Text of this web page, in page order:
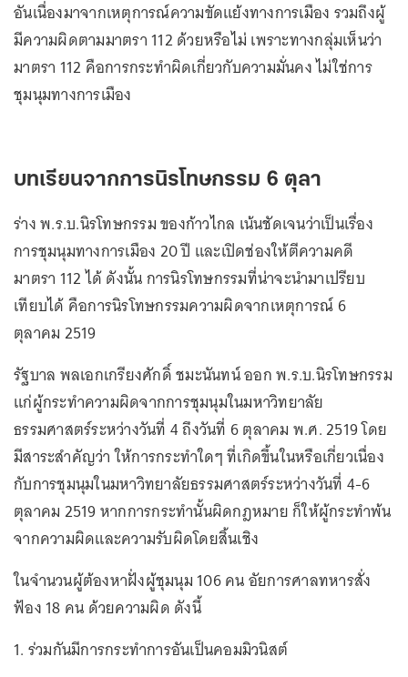
อันเนื่องมาจากเหตุการณ์ความขัดแย้งทางการเมือง รวมถึงผู้
มีความผิดตามมาตรา 112 ด้วยหรือไม่ เพราะทางกลุ่มเห็นว่า
มาตรา 112 คือการกระทำผิดเกี่ยวกับความมั่นคง ไม่ใช่การ
ชุมนุมทางการเมือง
บทเรียนจากการนิรโทษกรรม 6 ตุลา
ร่าง พ.ร.บ.นิรโทษกรรม ของก้าวไกล เน้นชัดเจนว่าเป็นเรื่อง
การชุมนุมทางการเมือง 20 ปี และเปิดช่องให้ตีความคดี
มาตรา 112 ได้ ดังนั้น การนิรโทษกรรมที่น่าจะนำมาเปรียบ
เทียบได้ คือการนิรโทษกรรมความผิดจากเหตุการณ์ 6
ตุลาคม 2519
รัฐบาล พลเอกเกรียงศักดิ์ ชมะนันทน์ ออก พ.ร.บ.นิรโทษกรรม
แก่ผู้กระทำความผิดจากการชุมนุมในมหาวิทยาลัย
ธรรมศาสตร์ระหว่างวันที่ 4 ถึงวันที่ 6 ตุลาคม พ.ศ. 2519 โดย
มีสาระสำคัญว่า ให้การกระทำใดๆ ที่เกิดขึ้นในหรือเกี่ยวเนื่อง
กับการชุมนุมในมหาวิทยาลัยธรรมศาสตร์ระหว่างวันที่ 4-6
ตุลาคม 2519 หากการกระทำนั้นผิดกฎหมาย ก็ให้ผู้กระทำพ้น
จากความผิดและความรับผิดโดยสิ้นเชิง
ในจำนวนผู้ต้องหาฝั่งผู้ชุมนุม 106 คน อัยการศาลทหารสั่ง
ฟ้อง 18 คน ด้วยความผิด ดังนี้
1. ร่วมกันมีการกระทำการอันเป็นคอมมิวนิสต์